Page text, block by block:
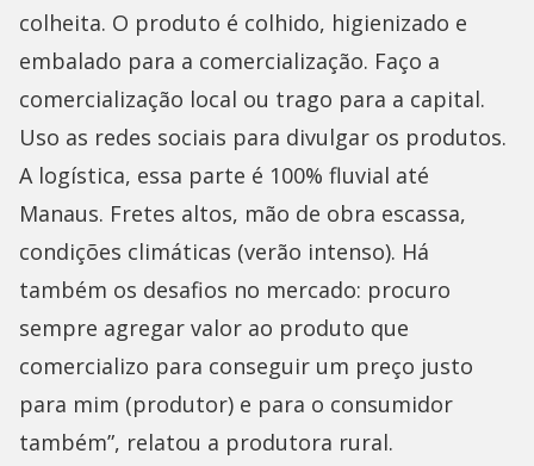
colheita. O produto é colhido, higienizado e
embalado para a comercialização. Faço a
comercialização local ou trago para a capital.
Uso as redes sociais para divulgar os produtos.
A logística, essa parte é 100% fluvial até
Manaus. Fretes altos, mão de obra escassa,
condições climáticas (verão intenso). Há
também os desafios no mercado: procuro
sempre agregar valor ao produto que
comercializo para conseguir um preço justo
para mim (produtor) e para o consumidor
também”, relatou a produtora rural.